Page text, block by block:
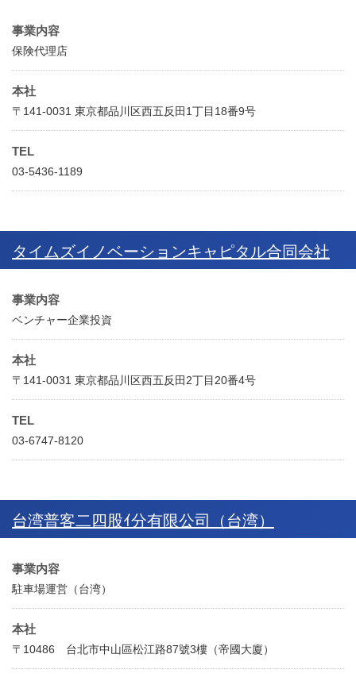
事業内容
保険代理店
本社
〒141-0031 東京都品川区西五反田1丁目18番9号
TEL
03-5436-1189
タイムズイノベーションキャピタル合同会社
事業内容
ベンチャー企業投資
本社
〒141-0031 東京都品川区西五反田2丁目20番4号
TEL
03-6747-8120
台湾普客二四股ｲ分有限公司（台湾）
事業内容
駐車場運営（台湾）
本社
〒10486 台北市中山區松江路87號3樓（帝國大廈）